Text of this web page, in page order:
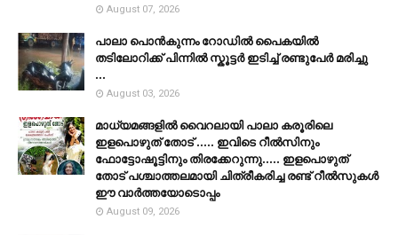
August 07, 2026
പാലാ പൊൻകുന്നം റോഡിൽ പൈകയിൽ
തടിലോറിക്ക് പിന്നിൽ സ്കൂട്ടർ ഇടിച്ച് രണ്ടുപേർ മരിച്ചു
...
August 03, 2026
മാധ്യമങ്ങളിൽ വൈറലായി പാലാ കരൂരിലെ
ഇളപൊഴുത് തോട് ..... ഇവിടെ റീൽസിനും
ഫോട്ടോഷൂട്ടിനും തിരക്കേറുന്നു..... ഇളപൊഴുത്
തോട് പശ്ചാത്തലമായി ചിത്രീകരിച്ച രണ്ട് റീൽസുകൾ
ഈ വാർത്തയോടൊപ്പം
August 09, 2026